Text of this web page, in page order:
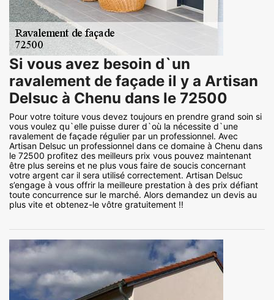
Si vous avez besoin d`un
ravalement de façade il y a Artisan
Delsuc à Chenu dans le 72500
Pour votre toiture vous devez toujours en prendre grand soin si
vous voulez qu`elle puisse durer d`où la nécessite d`une
ravalement de façade régulier par un professionnel. Avec
Artisan Delsuc un professionnel dans ce domaine à Chenu dans
le 72500 profitez des meilleurs prix vous pouvez maintenant
être plus sereins et ne plus vous faire de soucis concernant
votre argent car il sera utilisé correctement. Artisan Delsuc
s’engage à vous offrir la meilleure prestation à des prix défiant
toute concurrence sur le marché. Alors demandez un devis au
plus vite et obtenez-le vôtre gratuitement !!